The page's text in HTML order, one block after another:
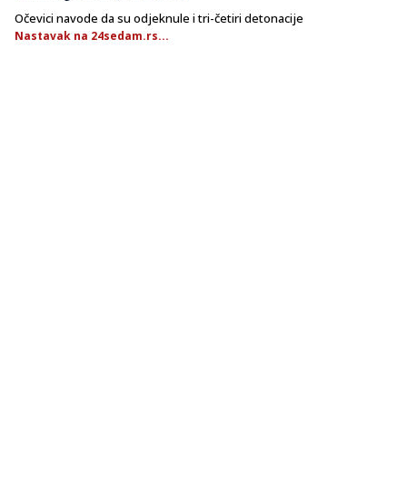
Očevici navode da su odjeknule i tri-četiri detonacije
Nastavak na 24sedam.rs...